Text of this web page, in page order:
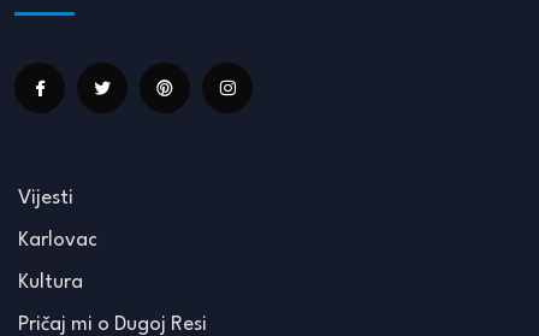
Vijesti
Karlovac
Kultura
Pričaj mi o Dugoj Resi